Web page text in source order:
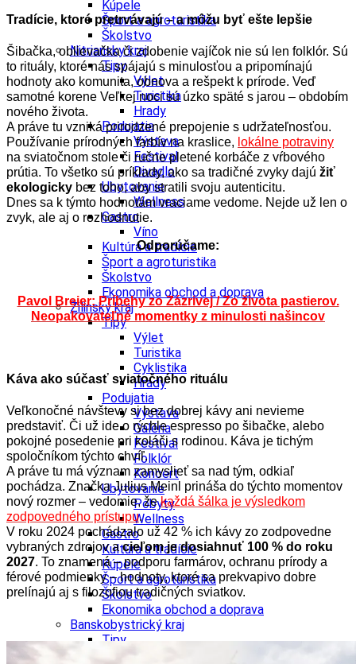
Kúpele
Šport a agroturistika
Školstvo
Nitriansky kraj
Tipy
Výlet
Turistika
Hrady
Podujatia
Výstava
Festival
Divadlo
Ubytovanie
Wellness
Gastro
Víno
Kultúra a tradície
Šport a agroturistika
Školstvo
Ekonomika obchod a doprava
Žilinský kraj
Tipy
Výlet
Turistika
Cyklistika
Hrady
Podujatia
Výstava
Galéria
Festival
Folklór
Koncert
Ubytovanie
Pobyty
Wellness
Gastro
Kultúra a tradície
Kúpele
Šport a agroturistika
Školstvo
Ekonomika obchod a doprava
Banskobystrický kraj
Tipy
Výlet
Tradície, ktoré pretrvávajú – a môžu byť ešte lepšie
Šibačka, oblievačka či zdobenie vajíčok nie sú len folklór. Sú
to rituály, ktoré nás spájajú s minulosťou a pripomínajú
hodnoty ako komunita, obnova a rešpekt k prírode. Veď
samotné korene Veľkej noci sú úzko späté s jarou – obdobím
nového života.
A práve tu vzniká prirodzené prepojenie s udržateľnosťou.
Používanie prírodných farbív na kraslice, lokálne potraviny
na sviatočnom stole či ručne pletené korbáče z vŕbového
prútia. To všetko sú príklady, ako sa tradičné zvyky dajú žiť
ekologicky bez toho, aby stratili svoju autenticitu.
Dnes sa k týmto hodnotám vraciame vedome. Nejde už len o
zvyk, ale aj o rozhodnutie.
Odporúčame:
Pavol Breier: Príbehy zo Zázrivej / Zo života pastierov.
Neopakovateľné momentky z minulosti našincov
Káva ako súčasť sviatočného rituálu
Veľkonočné návštevy si bez dobrej kávy ani nevieme
predstaviť. Či už ide o rýchle espresso po šibačke, alebo
pokojné posedenie pri koláči s rodinou. Káva je tichým
spoločníkom týchto chvíľ.
A práve tu má význam zamyslieť sa nad tým, odkiaľ
pochádza. Značka Julius Meinl prináša do týchto momentov
nový rozmer – vedomie, žekaždá šálka je výsledkom
zodpovedného prístupu.
V roku 2024 pochádzalo už 42 % ich kávy zo zodpovedne
vybraných zdrojov acieľom je dosiahnuť 100 % do roku
2027. To znamená – podporu farmárov, ochranu prírody a
férové podmienky – hodnoty, ktoré sa prekvapivo dobre
prelínajú aj s filozofiou tradičných sviatkov.